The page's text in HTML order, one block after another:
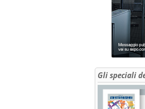
Gli speciali